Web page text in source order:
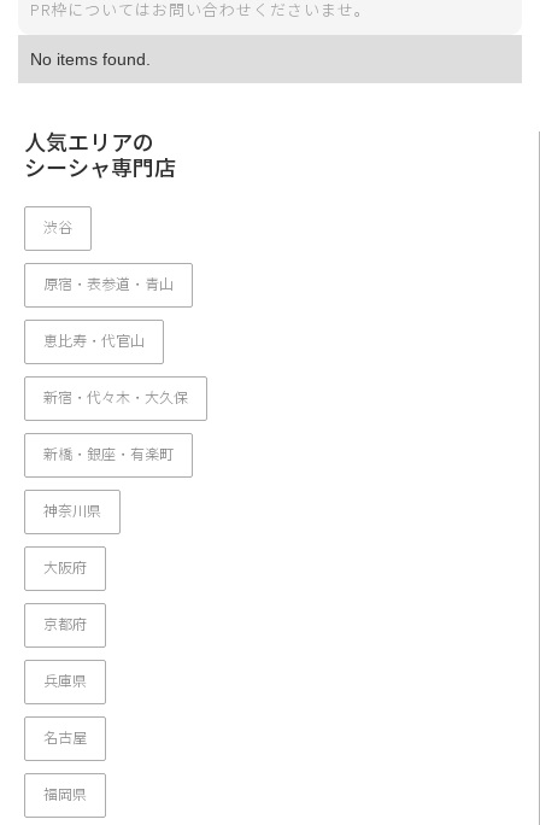
PR枠についてはお問い合わせくださいませ。
No items found.
人気エリアの
シーシャ専門店
渋谷
原宿・表参道・青山
恵比寿・代官山
新宿・代々木・大久保
新橋・銀座・有楽町
神奈川県
大阪府
京都府
兵庫県
名古屋
福岡県